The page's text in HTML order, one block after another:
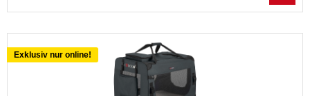
Exklusiv nur online!